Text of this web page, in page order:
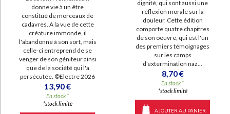
donne vie à un être
constitué de morceaux de
cadavres. A la vue de cette
créature immonde, il
l'abandonne à son sort, mais
celle-ci entreprend de se
venger de son géniteur ainsi
que de la société qui l'a
persécutée. ©Electre 2026
13,90 €
En stock *
*stock limité
dignité, qui sont aussi une
réflexion morale sur la
douleur. Cette édition
comporte quatre chapitres
de son oeuvre, qui est l'un
des premiers témoignages
sur les camps
d'extermination naz...
8,70 €
En stock *
*stock limité
AJOUTER AU PANIER